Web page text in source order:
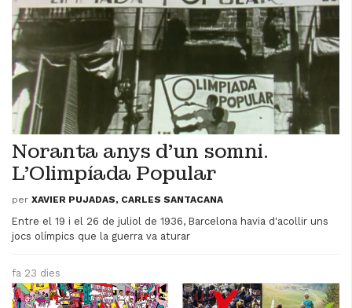
Noranta anys d'un somni.
L'Olimpíada Popular
per XAVIER PUJADAS, CARLES SANTACANA
Entre el 19 i el 26 de juliol de 1936, Barcelona havia d'acollir uns
jocs olímpics que la guerra va aturar
fa 23 dies